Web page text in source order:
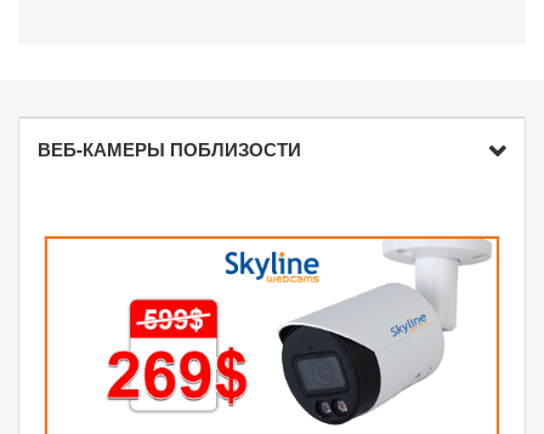
ВЕБ-КАМЕРЫ ПОБЛИЗОСТИ